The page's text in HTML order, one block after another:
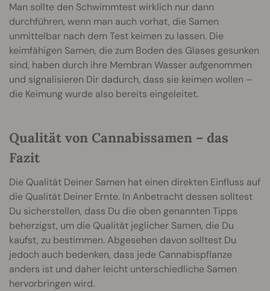
Man sollte den Schwimmtest wirklich nur dann
durchführen, wenn man auch vorhat, die Samen
unmittelbar nach dem Test keimen zu lassen. Die
keimfähigen Samen, die zum Boden des Glases gesunken
sind, haben durch ihre Membran Wasser aufgenommen
und signalisieren Dir dadurch, dass sie keimen wollen –
die Keimung wurde also bereits eingeleitet.
Qualität von Cannabissamen – das
Fazit
Die Qualität Deiner Samen hat einen direkten Einfluss auf
die Qualität Deiner Ernte. In Anbetracht dessen solltest
Du sicherstellen, dass Du die oben genannten Tipps
beherzigst, um die Qualität jeglicher Samen, die Du
kaufst, zu bestimmen. Abgesehen davon solltest Du
jedoch auch bedenken, dass jede Cannabispflanze
anders ist und daher leicht unterschiedliche Samen
hervorbringen wird.